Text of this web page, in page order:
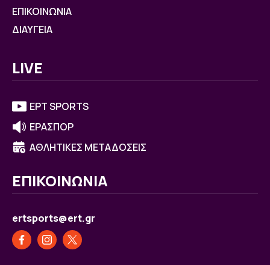
ΕΠΙΚΟΙΝΩΝΙΑ
ΔΙΑΥΓΕΙΑ
LIVE
ΕΡΤ SPORTS
ΕΡΑΣΠΟΡ
ΑΘΛΗΤΙΚΕΣ ΜΕΤΑΔΟΣΕΙΣ
ΕΠΙΚΟΙΝΩΝΙΑ
ertsports@ert.gr